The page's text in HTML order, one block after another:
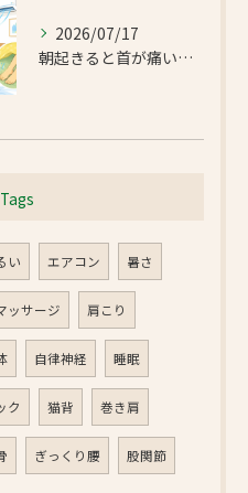
2026/07/17
朝起きると首が痛い…エアコンの冷えで首肩こりと足のだるさが気になったお客様｜半蔵門 首肩リフレッシュ整体院
Tags
い エアコン 暑さ
ッサージ 肩こり
自律神経 睡眠
ク 猫背 巻き肩
ぎっくり腰 股関節